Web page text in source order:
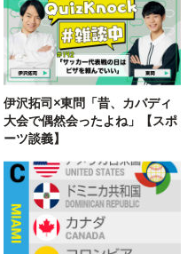
伊沢拓司×東問「昔、カバディ
大会で偶然会ったよね」【スポ
ーツ談義】